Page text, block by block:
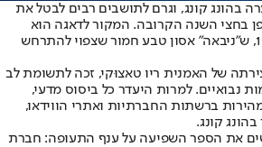
בהונג קונג, וגרם לתושבים רבים לבטל את
בחצי השנה הקרובה. המקור לדאגה הוא
מנגה (קומיקס) משנת 1999, ש"ניבאה" אסון טבע חמור שצפוי להתרחש
של האמנית ריו טאצוּקי, זכה לתשומת לב
נבואיים. למרות היעדר כל ביסוס מדעי,
ברשתות החברתיות ואתרי הווידאו,
קונג.
את הספר השפיעה על ענף התעופה: חברת